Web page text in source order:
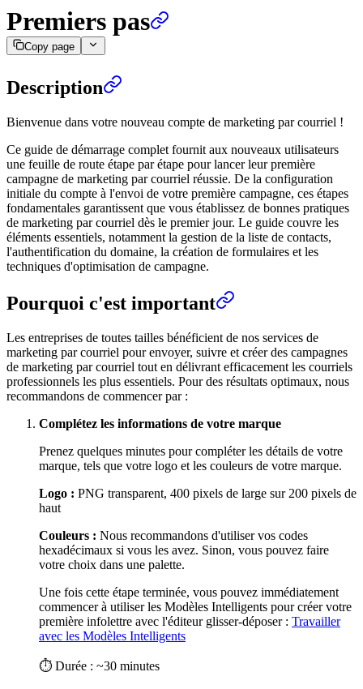
Premiers pas
Copy page
Description
Bienvenue dans votre nouveau compte de marketing par courriel !
Ce guide de démarrage complet fournit aux nouveaux utilisateurs
une feuille de route étape par étape pour lancer leur première
campagne de marketing par courriel réussie. De la configuration
initiale du compte à l'envoi de votre première campagne, ces étapes
fondamentales garantissent que vous établissez de bonnes pratiques
de marketing par courriel dès le premier jour. Le guide couvre les
éléments essentiels, notamment la gestion de la liste de contacts,
l'authentification du domaine, la création de formulaires et les
techniques d'optimisation de campagne.
Pourquoi c'est important
Les entreprises de toutes tailles bénéficient de nos services de
marketing par courriel pour envoyer, suivre et créer des campagnes
de marketing par courriel tout en délivrant efficacement les courriels
professionnels les plus essentiels. Pour des résultats optimaux, nous
recommandons de commencer par :
Complétez les informations de votre marque
Prenez quelques minutes pour compléter les détails de votre
marque, tels que votre logo et les couleurs de votre marque.
Logo : PNG transparent, 400 pixels de large sur 200 pixels de
haut
Couleurs : Nous recommandons d'utiliser vos codes
hexadécimaux si vous les avez. Sinon, vous pouvez faire
votre choix dans une palette.
Une fois cette étape terminée, vous pouvez immédiatement
commencer à utiliser les Modèles Intelligents pour créer votre
première infolettre avec l'éditeur glisser-déposer : Travailler
avec les Modèles Intelligents
⏱ Durée : ~30 minutes